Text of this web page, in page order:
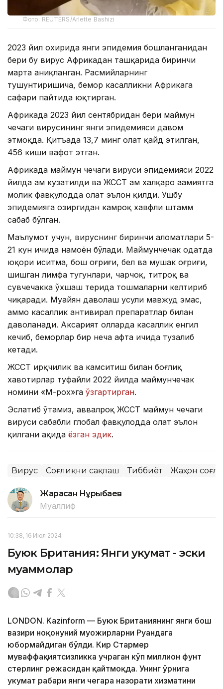
Фото: REUTERS/Arlette Bashizi
2023 йил охирида янги эпидемия бошланганидан
бери бу вирус Африкадан ташқарида биринчи
марта аниқланган. Расмийларнинг
тушунтиришича, бемор касалликни Африкага
сафари пайтида юқтирган.
Африкада 2023 йил сентябридан бери маймун
чечаги вирусининг янги эпидемияси давом
этмоқда. Қитъада 13,7 минг ҳолат қайд этилган,
456 киши вафот этган.
Африкада маймун чечаги вируси эпидемияси 2022
йилда ҳам кузатилди ва ЖССТ ҳам халқаро аҳамиятга
молик фавқулодда ҳолат эълон қилди. Ушбу
эпидемияга ҳозиргидан камроқ хавфли штамм
сабаб бўлган.
Маълумот учун, вируснинг биринчи аломатлари 5-
21 кун ичида намоён бўлади. Маймунчечак одатда
юқори иситма, бош оғриғи, бел ва мушак оғриғи,
шишган лимфа тугунлари, чарчоқ, титроқ ва
сувчечакка ўхшаш терида тошмаларни келтириб
чиқаради. Муайян даволаш усули мавжуд эмас,
аммо касаллик антивирал препаратлар билан
даволанади. Аксарият ҳолларда касаллик енгил
кечиб, беморлар бир неча ҳафта ичида тузалиб
кетади.
ЖССТ ирқчилик ва камситиш билан боғлиқ
хавотирлар туфайли 2022 йилда маймунчечак
номини «М-pox»га ўзгартирган.
Эслатиб ўтамиз, аввалроқ ЖССТ маймун чечаги
вируси сабабли глобал фавқулодда ҳолат эълон
қилгани ҳақида ёзган эдик.
Вирус Соғлиқни сақлаш Тиббиёт Жаҳон
Жарасқан Нұрыбаев
Муаллиф
10:38, 16 Июл 2024
Буюк Британия: Янги ҳукумат - эски
муаммолар
LONDON. Kazinform — Буюк Британиянинг янги бош
вазири ноқонуний муҳожирларни Руандага
юбормайдиган бўлди. Кир Стармер
муваффақиятсизликка учраган кўп миллион фунт
стерлинг режасидан қайтмоқда. Унинг ўрнига
ҳукумат раҳбари янги чегара назорати хизматини